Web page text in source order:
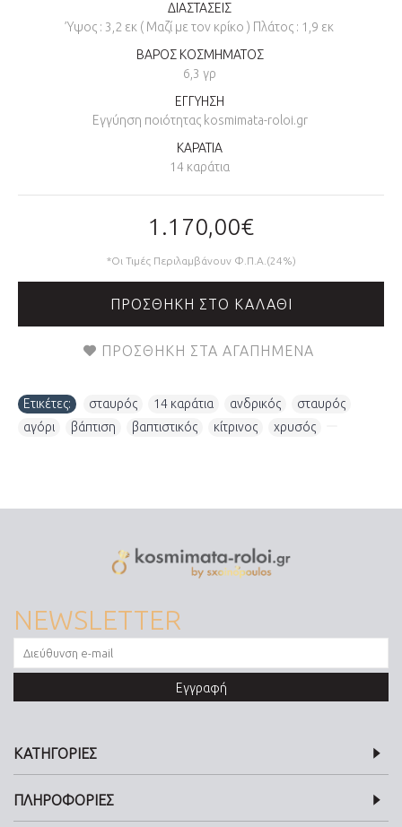
ΔΙΑΣΤΑΣΕΙΣ
Ύψος : 3,2 εκ ( Μαζί με τον κρίκο ) Πλάτος : 1,9 εκ
ΒΑΡΟΣ ΚΟΣΜΗΜΑΤΟΣ
6,3 γρ
ΕΓΓΥΗΣΗ
Εγγύηση ποιότητας kosmimata-roloi.gr
ΚΑΡΑΤΙΑ
14 καράτια
1.170,00€
*Οι Τιμές Περιλαμβάνουν Φ.Π.Α.(24%)
ΠΡΟΣΘΉΚΗ ΣΤΟ ΚΑΛΆΘΙ
ΠΡΟΣΘΉΚΗ ΣΤΑ ΑΓΑΠΗΜΈΝΑ
Ετικέτες: σταυρός 14 καράτια ανδρικός σταυρός
αγόρι
βάπτιση βαπτιστικός κίτρινος χρυσός
NEWSLETTER
Εγγραφή
ΚΑΤΗΓΟΡΙΕΣ
ΠΛΗΡΟΦΟΡΙΕΣ